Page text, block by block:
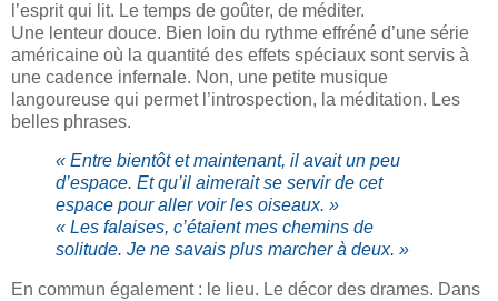
l’esprit qui lit. Le temps de goûter, de méditer.
Une lenteur douce. Bien loin du rythme effréné d’une série
américaine où la quantité des effets spéciaux sont servis à
une cadence infernale. Non, une petite musique
langoureuse qui permet l’introspection, la méditation. Les
belles phrases.
« Entre bientôt et maintenant, il avait un peu
d’espace. Et qu’il aimerait se servir de cet
espace pour aller voir les oiseaux. »
« Les falaises, c’étaient mes chemins de
solitude. Je ne savais plus marcher à deux. »
En commun également : le lieu. Le décor des drames. Dans